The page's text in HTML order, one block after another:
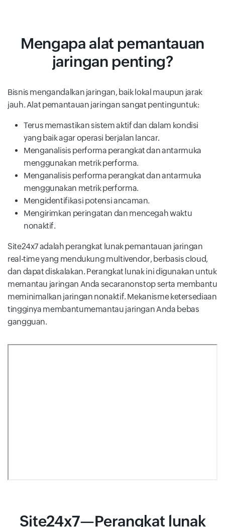
Mengapa alat pemantauan
jaringan penting?
Bisnis mengandalkan jaringan, baik lokal maupun jarak
jauh. Alat pemantauan jaringan sangat pentinguntuk:
Terus memastikan sistem aktif dan dalam kondisi
yang baik agar operasi berjalan lancar.
Menganalisis performa perangkat dan antarmuka
menggunakan metrik performa.
Menganalisis performa perangkat dan antarmuka
menggunakan metrik performa.
Mengidentifikasi potensi ancaman.
Mengirimkan peringatan dan mencegah waktu
nonaktif.
Site24x7 adalah perangkat lunak pemantauan jaringan
real-time yang mendukung multivendor, berbasis cloud,
dan dapat diskalakan. Perangkat lunak ini digunakan untuk
memantau jaringan Anda secaranonstop serta membantu
meminimalkan jaringan nonaktif. Mekanisme ketersediaan
tingginya membantumemantau jaringan Anda bebas
gangguan.
Site24x7—Perangkat lunak